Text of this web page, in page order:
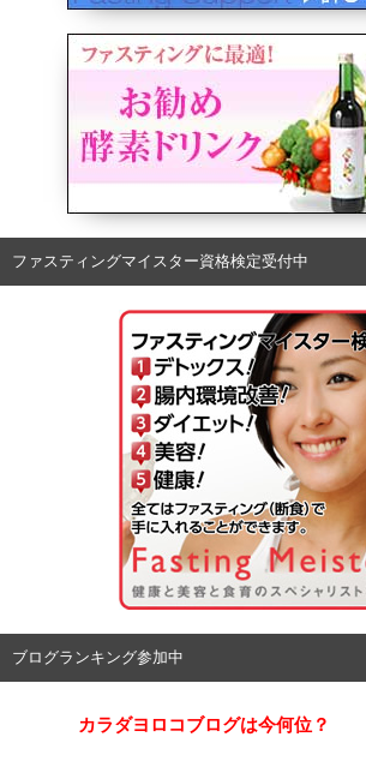
ファスティングマイスター資格検定受付中
ブログランキング参加中
カラダヨロコブログは今何位？